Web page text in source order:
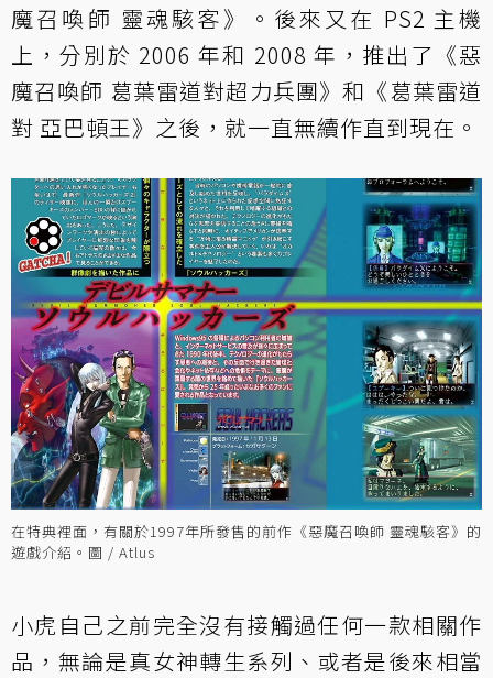
魔召喚師 靈魂駭客》。後來又在 PS2 主機
上，分別於 2006 年和 2008 年，推出了《惡
魔召喚師 葛葉雷道對超力兵團》和《葛葉雷道
對 亞巴頓王》之後，就一直無續作直到現在。
在特典裡面，有關於1997年所發售的前作《惡魔召喚師 靈魂駭客》的
遊戲介紹。圖 / Atlus
小虎自己之前完全沒有接觸過任何一款相關作
品，無論是真女神轉生系列、或者是後來相當